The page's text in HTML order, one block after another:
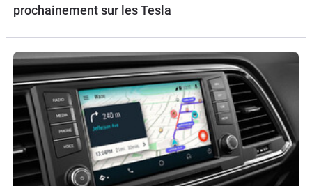
prochainement sur les Tesla